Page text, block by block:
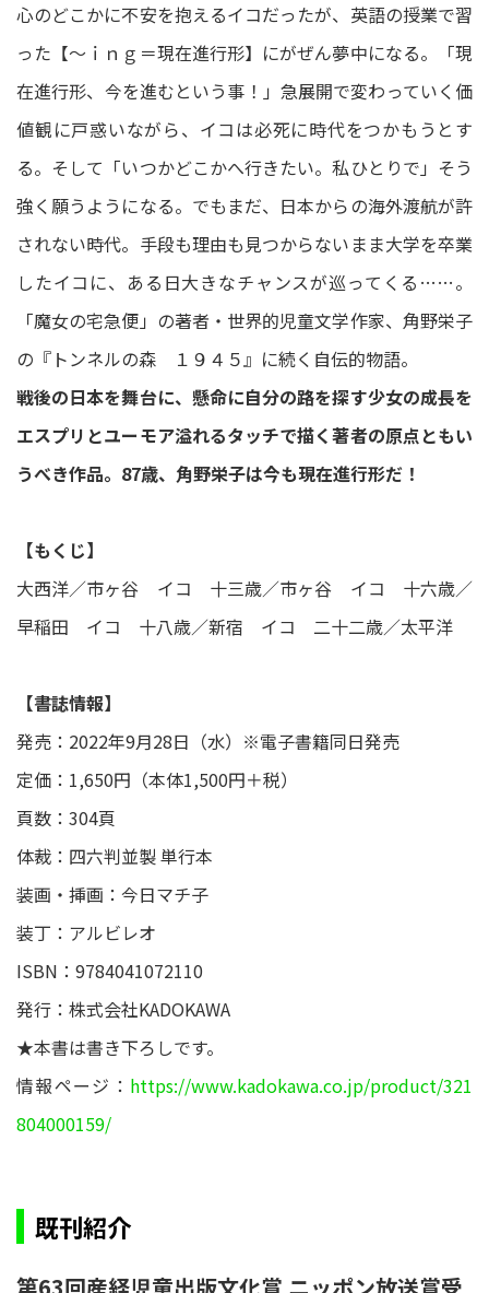
心のどこかに不安を抱えるイコだったが、英語の授業で習
った【～ｉｎｇ＝現在進行形】にがぜん夢中になる。「現
在進行形、今を進むという事！」急展開で変わっていく価
値観に戸惑いながら、イコは必死に時代をつかもうとす
る。そして「いつかどこかへ行きたい。私ひとりで」そう
強く願うようになる。でもまだ、日本からの海外渡航が許
されない時代。手段も理由も見つからないまま大学を卒業
したイコに、ある日大きなチャンスが巡ってくる……。
「魔女の宅急便」の著者・世界的児童文学作家、角野栄子
の『トンネルの森 １９４５』に続く自伝的物語。
戦後の日本を舞台に、懸命に自分の路を探す少女の成長を
エスプリとユーモア溢れるタッチで描く著者の原点ともい
うべき作品。87歳、角野栄子は今も現在進行形だ！
【もくじ】
大西洋／市ヶ谷 イコ 十三歳／市ヶ谷 イコ 十六歳／
早稲田 イコ 十八歳／新宿 イコ 二十二歳／太平洋
【書誌情報】
発売：2022年9月28日（水）※電子書籍同日発売
定価：1,650円（本体1,500円＋税）
頁数：304頁
体裁：四六判並製 単行本
装画・挿画：今日マチ子
装丁：アルビレオ
ISBN：9784041072110
発行：株式会社KADOKAWA
★本書は書き下ろしです。
情報ページ： https://www.kadokawa.co.jp/product/321
804000159/
既刊紹介